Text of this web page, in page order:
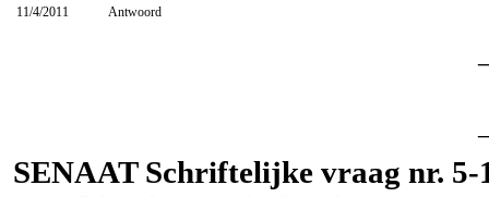
11/4/2011
Antwoord
SENAAT Schriftelijke vraag nr.